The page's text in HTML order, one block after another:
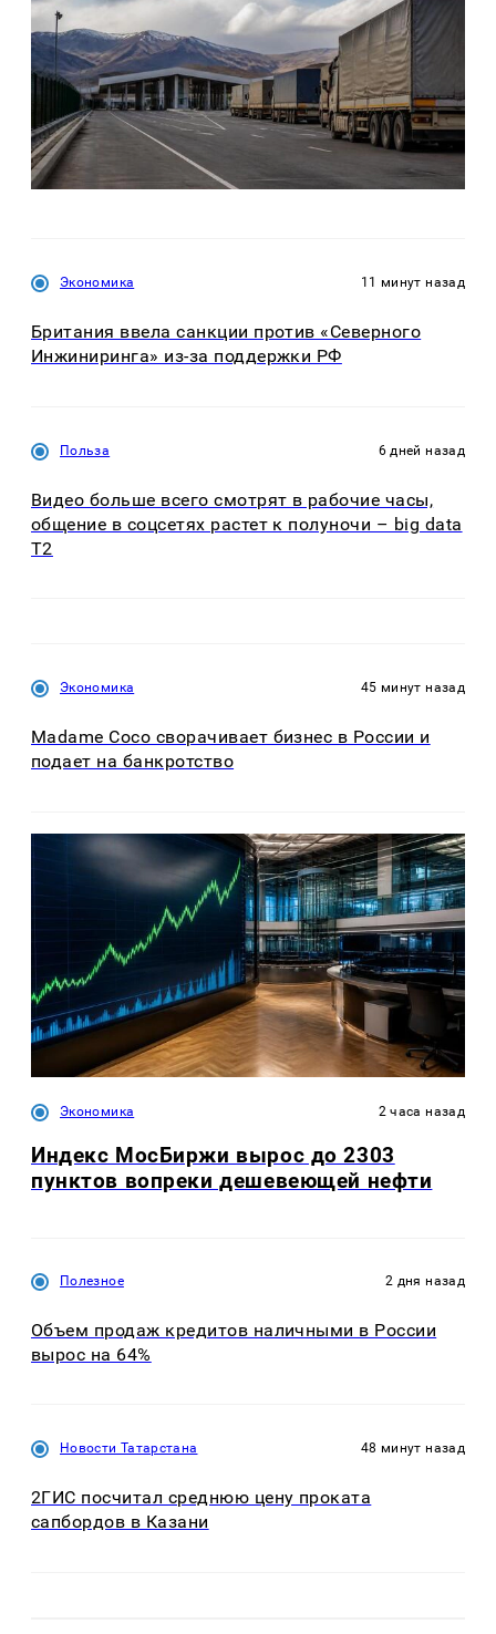
Экономика 11 минут назад
Британия ввела санкции против «Северного
Инжиниринга» из-за поддержки РФ
Польза 6 дней назад
Видео больше всего смотрят в рабочие часы,
общение в соцсетях растет к полуночи – big data
T2
Экономика 45 минут назад
Madame Coco сворачивает бизнес в России и
подает на банкротство
Экономика 2 часа назад
Индекс МосБиржи вырос до 2303
пунктов вопреки дешевеющей нефти
Полезное 2 дня назад
Объем продаж кредитов наличными в России
вырос на 64%
Новости Татарстана 48 минут назад
2ГИС посчитал среднюю цену проката
сапбордов в Казани